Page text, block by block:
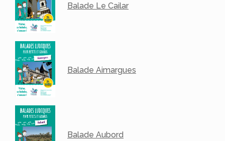
Balade Le Cailar
Balade Aimargues
Balade Aubord